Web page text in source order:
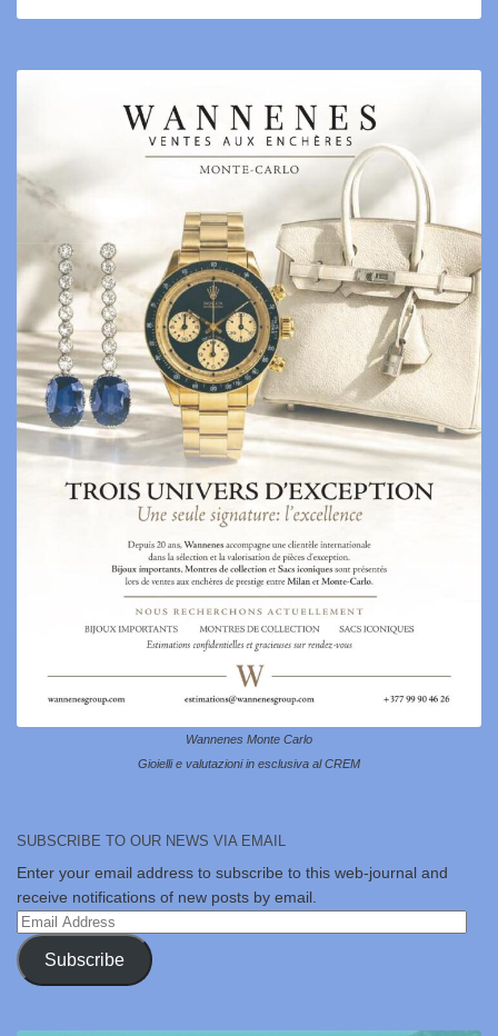
Wannenes Monte Carlo
Gioielli e valutazioni in esclusiva al CREM
SUBSCRIBE TO OUR NEWS VIA EMAIL
Enter your email address to subscribe to this web-journal and
receive notifications of new posts by email.
Email
Address
Subscribe